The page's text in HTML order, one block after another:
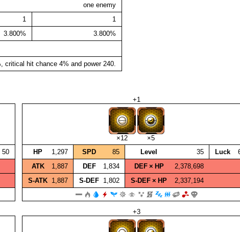
one enemy
1
1
3.800%
3.800%
hit chance 4% and power 240.
50
+1
×12
×5
HP
1,297 SPD 85 Level 35 Luck
ATK
1,887 DEF 1,834 DEF × HP
2,378,698
S‑ATK 1,887 S‑DEF 1,802 S‑DEF × HP 2,337,194
+3